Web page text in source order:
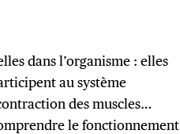
dans l’organisme : elles
au système
des muscles…
le fonctionnement